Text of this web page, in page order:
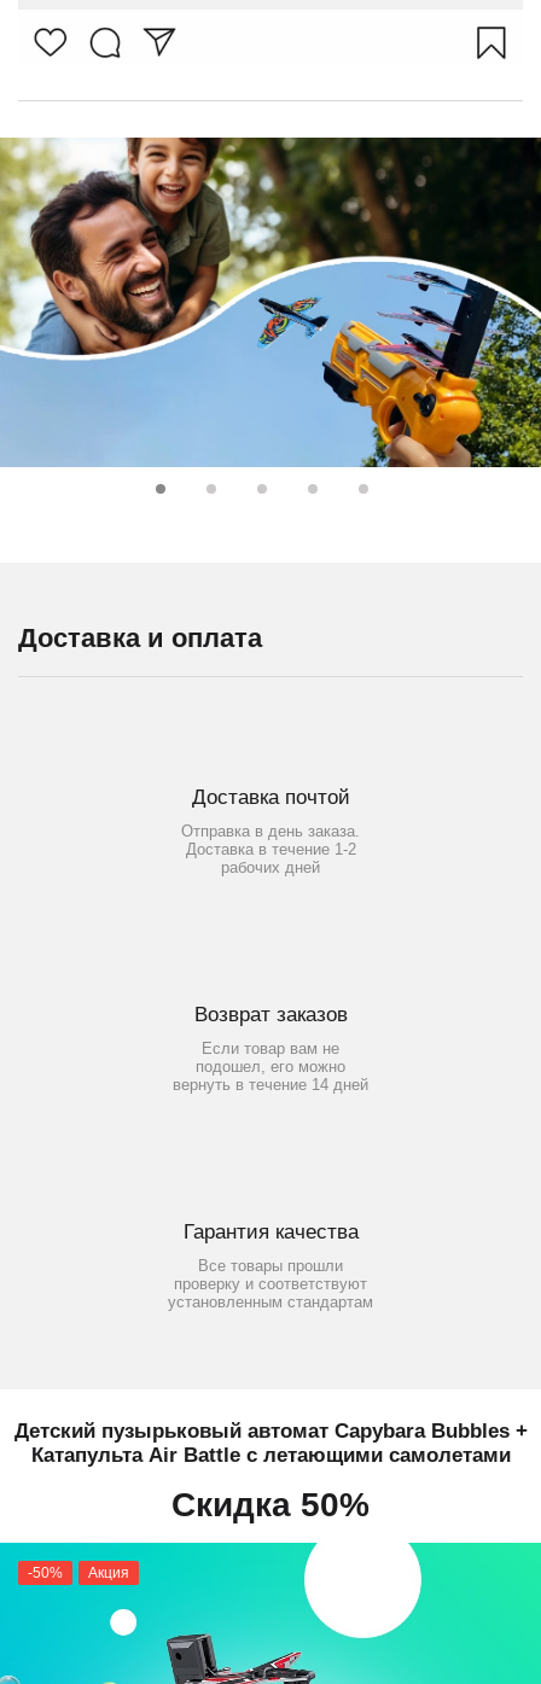
Доставка и оплата
Доставка почтой
Отправка в день заказа.
Доставка в течение 1-2
рабочих дней
Возврат заказов
Если товар вам не
подошел, его можно
вернуть в течение 14 дней
Гарантия качества
Все товары прошли
проверку и соответствуют
установленным стандартам
Детский пузырьковый автомат Capybara Bubbles +
Катапульта Air Battle с летающими самолетами
Скидка 50%
-50% Акция